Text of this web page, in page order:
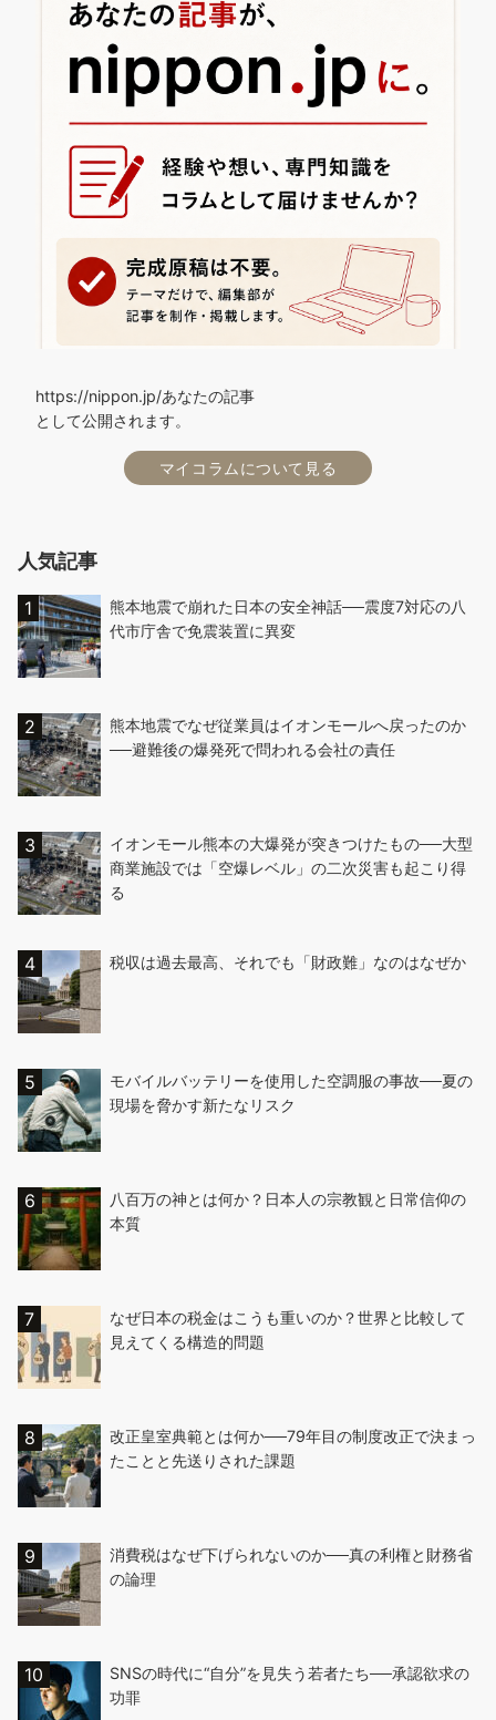
https://nippon.jp/あなたの記事
として公開されます。
マイコラムについて見る
人気記事
熊本地震で崩れた日本の安全神話──震度7対応の八
代市庁舎で免震装置に異変
熊本地震でなぜ従業員はイオンモールへ戻ったのか
──避難後の爆発死で問われる会社の責任
イオンモール熊本の大爆発が突きつけたもの──大型
商業施設では「空爆レベル」の二次災害も起こり得
る
税収は過去最高、それでも「財政難」なのはなぜか
モバイルバッテリーを使用した空調服の事故──夏の
現場を脅かす新たなリスク
八百万の神とは何か？日本人の宗教観と日常信仰の
本質
なぜ日本の税金はこうも重いのか？世界と比較して
見えてくる構造的問題
改正皇室典範とは何か──79年目の制度改正で決まっ
たことと先送りされた課題
消費税はなぜ下げられないのか──真の利権と財務省
の論理
SNSの時代に“自分”を見失う若者たち──承認欲求の
功罪